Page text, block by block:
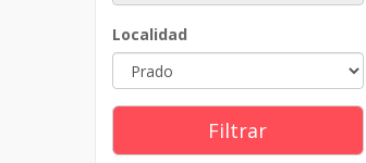
Localidad
Filtrar